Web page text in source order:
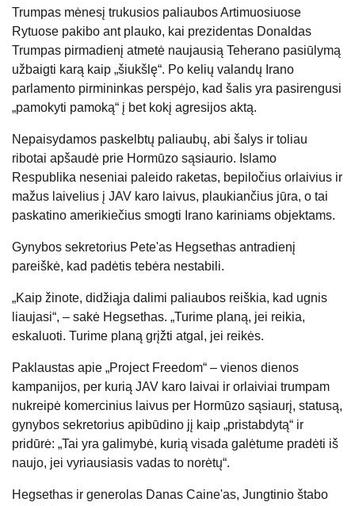
Trumpas mėnesį trukusios paliaubos Artimuosiuose
Rytuose pakibo ant plauko, kai prezidentas Donaldas
Trumpas pirmadienį atmetė naujausią Teherano pasiūlymą
užbaigti karą kaip „šiukšlę“. Po kelių valandų Irano
parlamento pirmininkas perspėjo, kad šalis yra pasirengusi
„pamokyti pamoką“ į bet kokį agresijos aktą.
Nepaisydamos paskelbtų paliaubų, abi šalys ir toliau
ribotai apšaudė prie Hormūzo sąsiaurio. Islamo
Respublika neseniai paleido raketas, bepiločius orlaivius ir
mažus laivelius į JAV karo laivus, plaukiančius jūra, o tai
paskatino amerikiečius smogti Irano kariniams objektams.
Gynybos sekretorius Pete'as Hegsethas antradienį
pareiškė, kad padėtis tebėra nestabili.
„Kaip žinote, didžiąja dalimi paliaubos reiškia, kad ugnis
liaujasi“, – sakė Hegsethas. „Turime planą, jei reikia,
eskaluoti. Turime planą grįžti atgal, jei reikės.
Paklaustas apie „Project Freedom“ – vienos dienos
kampanijos, per kurią JAV karo laivai ir orlaiviai trumpam
nukreipė komercinius laivus per Hormūzo sąsiaurį, statusą,
gynybos sekretorius apibūdino jį kaip „pristabdytą“ ir
pridūrė: „Tai yra galimybė, kurią visada galėtume pradėti iš
naujo, jei vyriausiasis vadas to norėtų“.
Hegsethas ir generolas Danas Caine'as, Jungtinio štabo